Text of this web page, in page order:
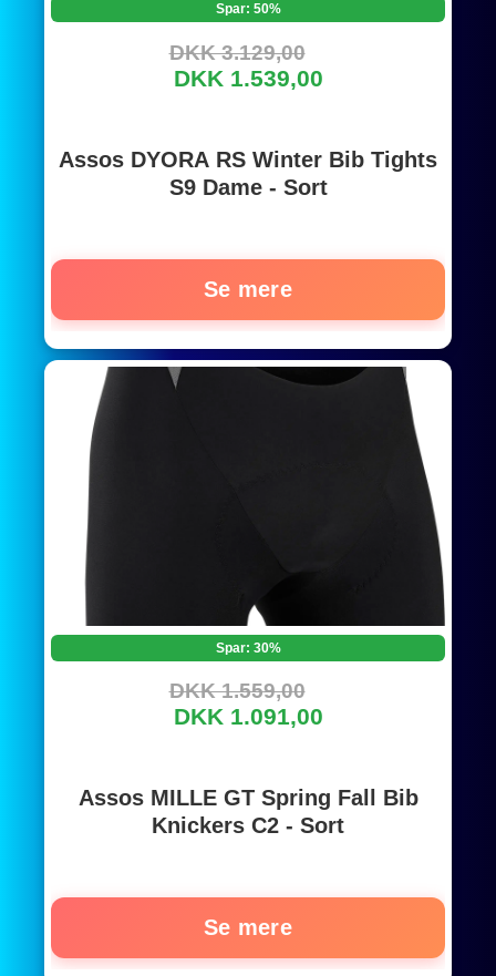
Spar: 50%
DKK 3.129,00
DKK 1.539,00
Assos DYORA RS Winter Bib Tights
S9 Dame - Sort
Se mere
Spar: 30%
DKK 1.559,00
DKK 1.091,00
Assos MILLE GT Spring Fall Bib
Knickers C2 - Sort
Se mere